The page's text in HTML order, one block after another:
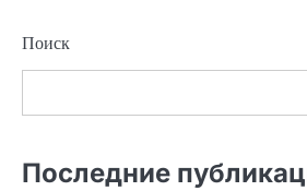
Поиск
Последние